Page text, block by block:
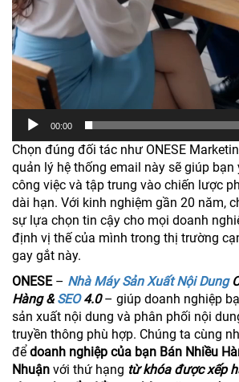
00:00
Chọn đúng đối tác như ONESE
quản lý hệ thống email này sẽ giúp bạn
công việc và tập trung vào chiến lược
dài hạn. Với kinh nghiệm gần 20 năm,
sự lựa chọn tin cậy cho mọi doanh
định vị thế của mình trong thị trường
gay gắt này.
ONESE– Nhà Máy Sản Xuất Nội Dung
Hàng &SEO4.0– giúp doanh nghiệp
sản xuất nội dung và phân phối nội
truyền thông phù hợp. Chúng ta cùng
để doanh nghiệp của bạn Bán Nhiều
Nhuận với thứ hạng từ khóa được xếp